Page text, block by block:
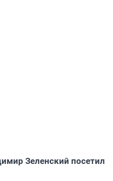
Зеленский посетил